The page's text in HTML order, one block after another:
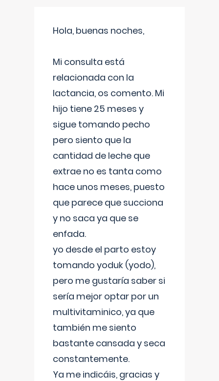
Hola, buenas noches,
Mi consulta está
relacionada con la
lactancia, os comento. Mi
hijo tiene 25 meses y
sigue tomando pecho
pero siento que la
cantidad de leche que
extrae no es tanta como
hace unos meses, puesto
que parece que succiona
y no saca ya que se
enfada.
yo desde el parto estoy
tomando yoduk (yodo),
pero me gustaría saber si
sería mejor optar por un
multivitaminico, ya que
también me siento
bastante cansada y seca
constantemente.
Ya me indicáis, gracias y